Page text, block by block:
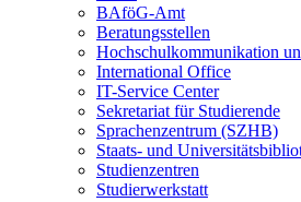
BAföG-Amt
Beratungsstellen
Hochschulkommunikation
International Office
IT-Service Center
Sekretariat für Studierende
Sprachenzentrum (SZHB)
Staats- und
Studienzentren
Studierwerkstatt